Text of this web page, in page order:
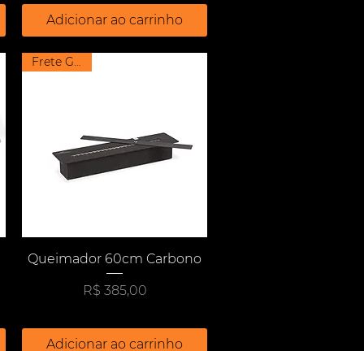
Adicionar ao carrinho
Visualização rápida
Queimador 60cm Carbono
Preço
R$ 385,00
Adicionar ao carrinho